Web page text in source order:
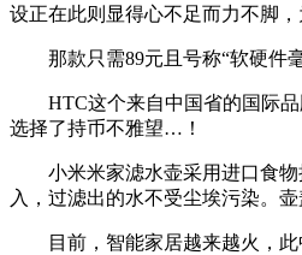
设正在此则显得心不足而力不脚，
那款只需89元且号称“软硬件毫
HTC这个来自中国省的国际品
选择了持币不雅望…！
小米米家滤水壶采用进口食物
入，过滤出的水不受尘埃污染。壶
目前，智能家居越来越火，此